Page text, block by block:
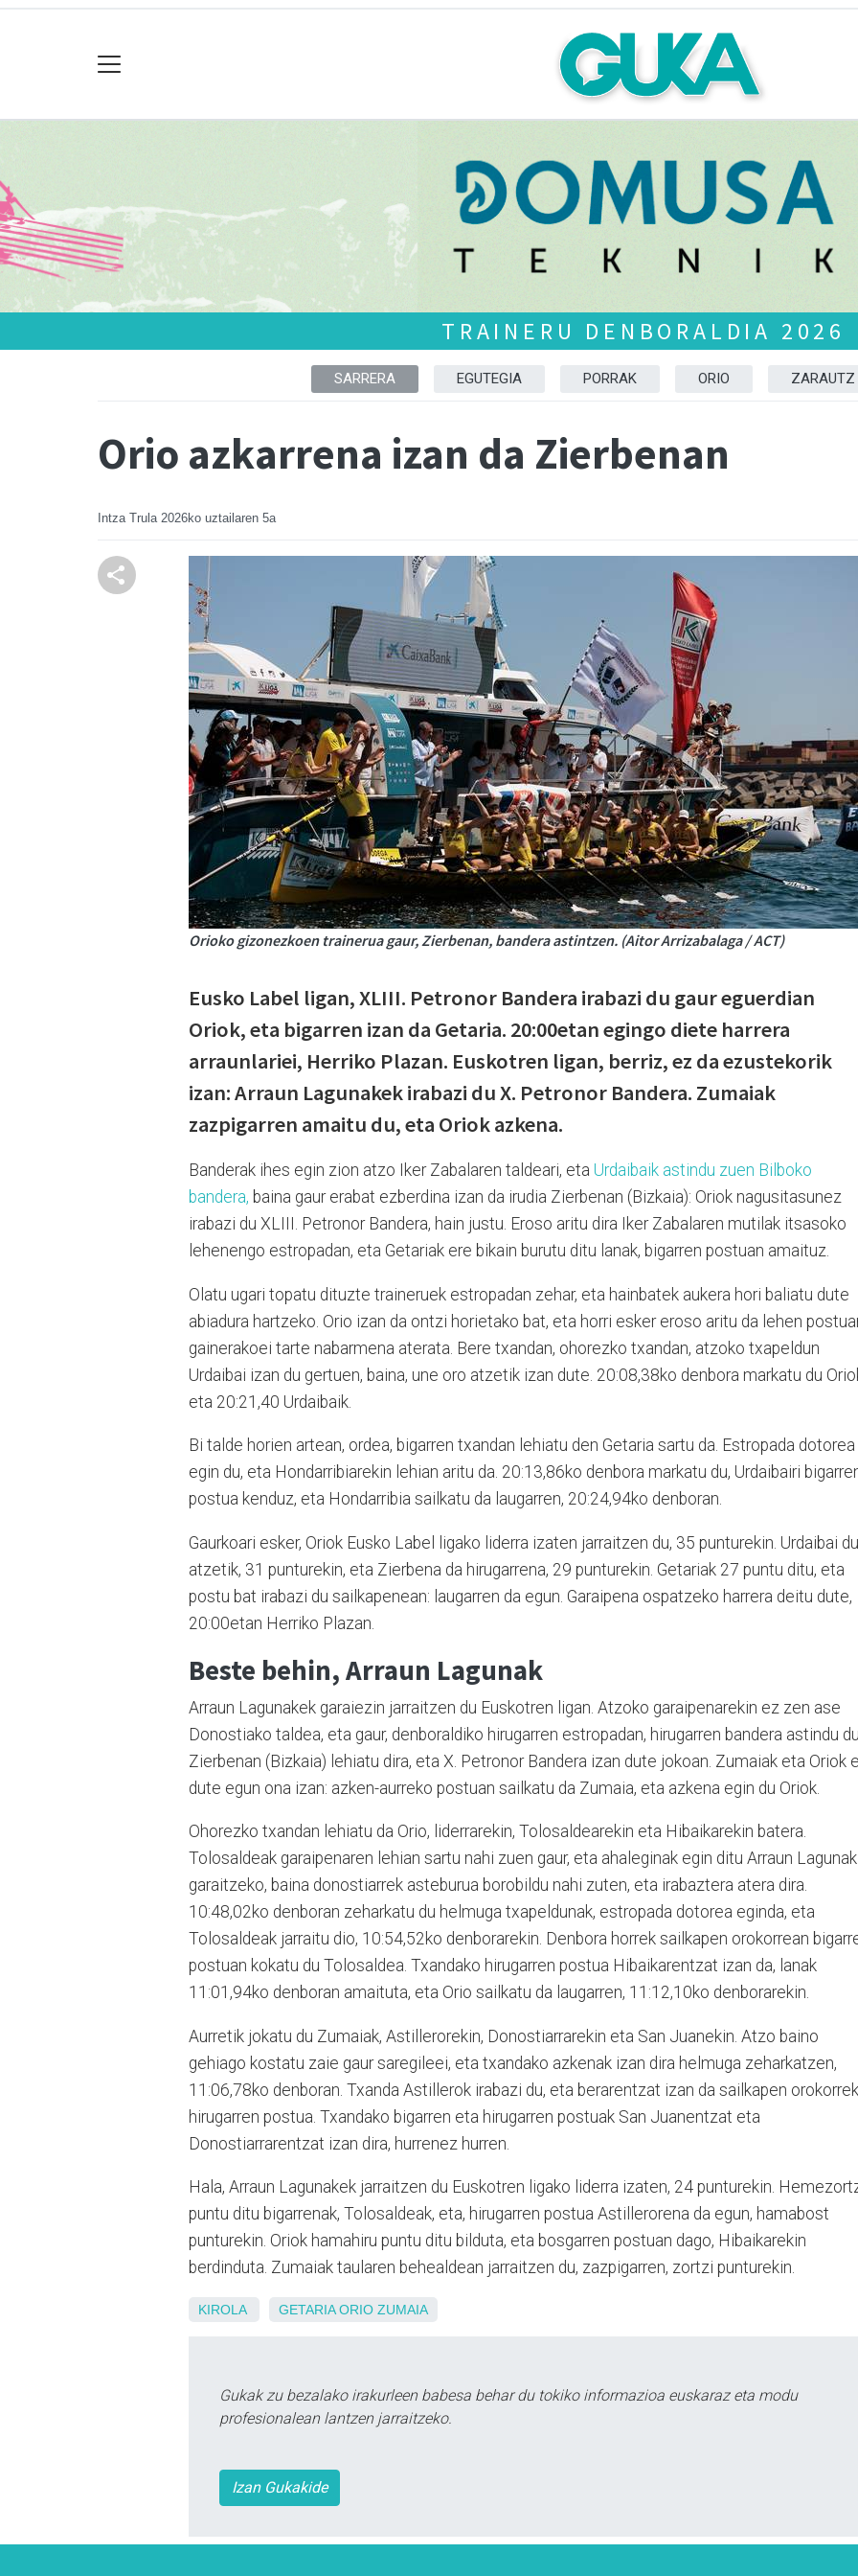
TRAINERU DENBORALDIA 2026
SARRERA EGUTEGIA PORRAK ORIO ZARAUTZ
Orio azkarrena izan da Zierbenan
Intza Trula 2026ko uztailaren 5a
Orioko gizonezkoen trainerua gaur, Zierbenan, bandera astintzen. (Aitor Arrizabalaga / ACT)
Eusko Label ligan, XLIII. Petronor Bandera irabazi du gaur eguerdian
Oriok, eta bigarren izan da Getaria. 20:00etan egingo diete harrera
arraunlariei, Herriko Plazan. Euskotren ligan, berriz, ez da ezustekorik
izan: Arraun Lagunakek irabazi du X. Petronor Bandera. Zumaiak
zazpigarren amaitu du, eta Oriok azkena.
Banderak ihes egin zion atzo Iker Zabalaren taldeari, eta Urdaibaik astindu zuen Bilboko
bandera, baina gaur erabat ezberdina izan da irudia Zierbenan (Bizkaia): Oriok nagusitasunez
irabazi du XLIII. Petronor Bandera, hain justu. Eroso aritu dira Iker Zabalaren mutilak itsasoko
lehenengo estropadan, eta Getariak ere bikain burutu ditu lanak, bigarren postuan amaituz.
Olatu ugari topatu dituzte traineruek estropadan zehar, eta hainbatek aukera hori baliatu dute
abiadura hartzeko. Orio izan da ontzi horietako bat, eta horri esker eroso aritu da lehen
gainerakoei tarte nabarmena aterata. Bere txandan, ohorezko txandan, atzoko txapeldun
Urdaibai izan du gertuen, baina, une oro atzetik izan dute. 20:08,38ko denbora markatu du
eta 20:21,40 Urdaibaik.
Bi talde horien artean, ordea, bigarren txandan lehiatu den Getaria sartu da. Estropada dotorea
egin du, eta Hondarribiarekin lehian aritu da. 20:13,86ko denbora markatu du, Urdaibairi
postua kenduz, eta Hondarribia sailkatu da laugarren, 20:24,94ko denboran.
Gaurkoari esker, Oriok Eusko Label ligako liderra izaten jarraitzen du, 35 punturekin. Urdaibai du
atzetik, 31 punturekin, eta Zierbena da hirugarrena, 29 punturekin. Getariak 27 puntu ditu, eta
postu bat irabazi du sailkapenean: laugarren da egun. Garaipena ospatzeko harrera deitu dute,
20:00etan Herriko Plazan.
Beste behin, Arraun Lagunak
Arraun Lagunakek garaiezin jarraitzen du Euskotren ligan. Atzoko garaipenarekin ez zen ase
Donostiako taldea, eta gaur, denboraldiko hirugarren estropadan, hirugarren bandera astindu
Zierbenan (Bizkaia) lehiatu dira, eta X. Petronor Bandera izan dute jokoan. Zumaiak eta Oriok
dute egun ona izan: azken-aurreko postuan sailkatu da Zumaia, eta azkena egin du Oriok.
Ohorezko txandan lehiatu da Orio, liderrarekin, Tolosaldearekin eta Hibaikarekin batera.
Tolosaldeak garaipenaren lehian sartu nahi zuen gaur, eta ahaleginak egin ditu Arraun Lagunak
garaitzeko, baina donostiarrek asteburua borobildu nahi zuten, eta irabaztera atera dira.
10:48,02ko denboran zeharkatu du helmuga txapeldunak, estropada dotorea eginda, eta
Tolosaldeak jarraitu dio, 10:54,52ko denborarekin. Denbora horrek sailkapen orokorrean
postuan kokatu du Tolosaldea. Txandako hirugarren postua Hibaikarentzat izan da, lanak
11:01,94ko denboran amaituta, eta Orio sailkatu da laugarren, 11:12,10ko denborarekin.
Aurretik jokatu du Zumaiak, Astillerorekin, Donostiarrarekin eta San Juanekin. Atzo baino
gehiago kostatu zaie gaur saregileei, eta txandako azkenak izan dira helmuga zeharkatzen,
11:06,78ko denboran. Txanda Astillerok irabazi du, eta berarentzat izan da sailkapen
hirugarren postua. Txandako bigarren eta hirugarren postuak San Juanentzat eta
Donostiarrarentzat izan dira, hurrenez hurren.
Hala, Arraun Lagunakek jarraitzen du Euskotren ligako liderra izaten, 24 punturekin.
puntu ditu bigarrenak, Tolosaldeak, eta, hirugarren postua Astillerorena da egun, hamabost
punturekin. Oriok hamahiru puntu ditu bilduta, eta bosgarren postuan dago, Hibaikarekin
berdinduta. Zumaiak taularen behealdean jarraitzen du, zazpigarren, zortzi punturekin.
KIROLA GETARIA ORIO ZUMAIA
Gukak zu bezalako irakurleen babesa behar du tokiko informazioa euskaraz eta modu
profesionalean lantzen jarraitzeko.
Izan Gukakide